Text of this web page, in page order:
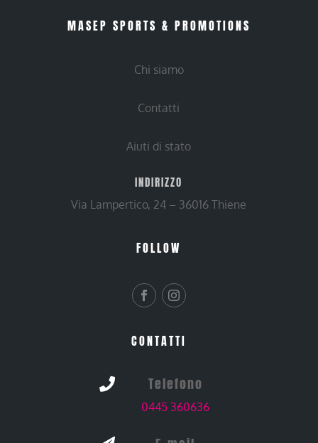
MASEP SPORTS & PROMOTIONS
Chi siamo
Contatti
Aiuti di stato
INDIRIZZO
Via Lampertico, 24 – 36016 Thiene
FOLLOW
CONTATTI
 Telefono
0445 360636